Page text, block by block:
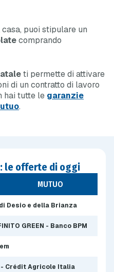
puoi stipulare un
comprando
ti permette di attivare
di un contratto di lavoro
hai tutte le garanzie
.
le offerte di oggi
MUTUO
Desio e della Brianza
GREEN - Banco BPM
Crédit Agricole Italia